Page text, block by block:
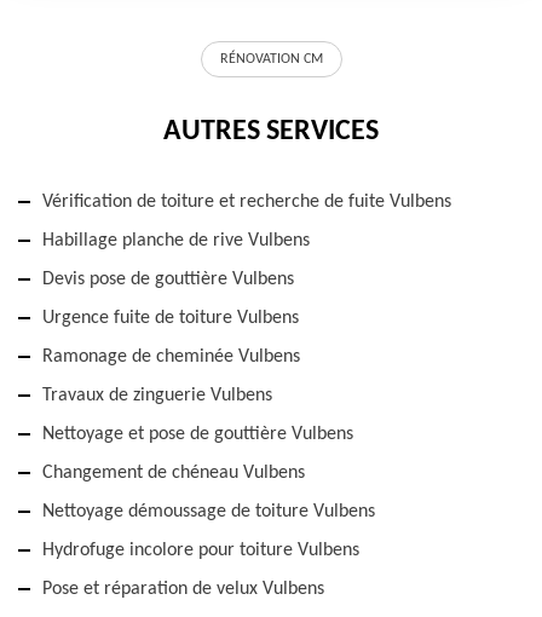
RÉNOVATION CM
AUTRES SERVICES
Vérification de toiture et recherche de fuite Vulbens
Habillage planche de rive Vulbens
Devis pose de gouttière Vulbens
Urgence fuite de toiture Vulbens
Ramonage de cheminée Vulbens
Travaux de zinguerie Vulbens
Nettoyage et pose de gouttière Vulbens
Changement de chéneau Vulbens
Nettoyage démoussage de toiture Vulbens
Hydrofuge incolore pour toiture Vulbens
Pose et réparation de velux Vulbens